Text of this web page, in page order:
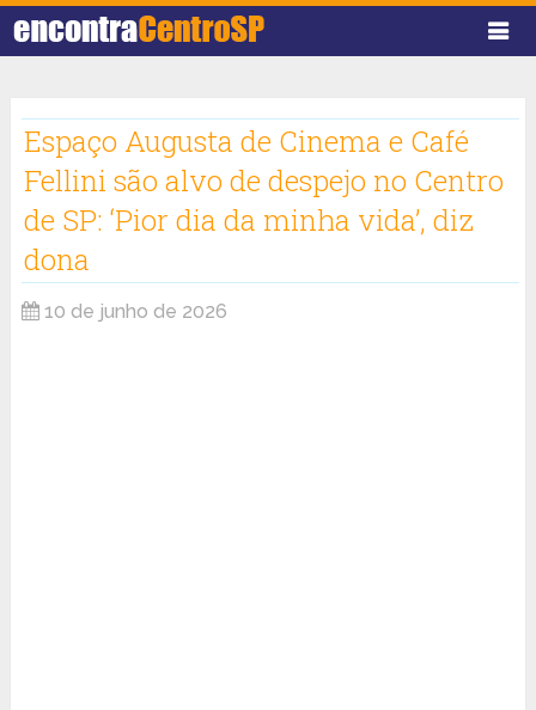
Espaço Augusta de Cinema e Café
Fellini são alvo de despejo no Centro
de SP: ‘Pior dia da minha vida’, diz
dona
10 de junho de 2026